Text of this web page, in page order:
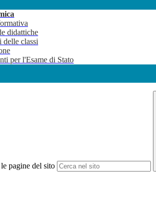
didattiche
delle classi
per l'Esame di Stato
pagine del sito